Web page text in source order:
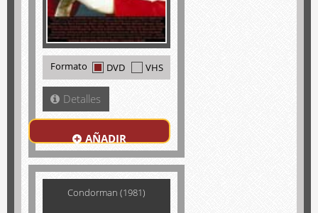
Formato DVD VHS
Detalles
AÑADIR
Condorman (1981)